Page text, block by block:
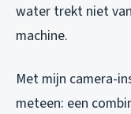
water trekt niet
machine.
Met mijn camera-
meteen: een